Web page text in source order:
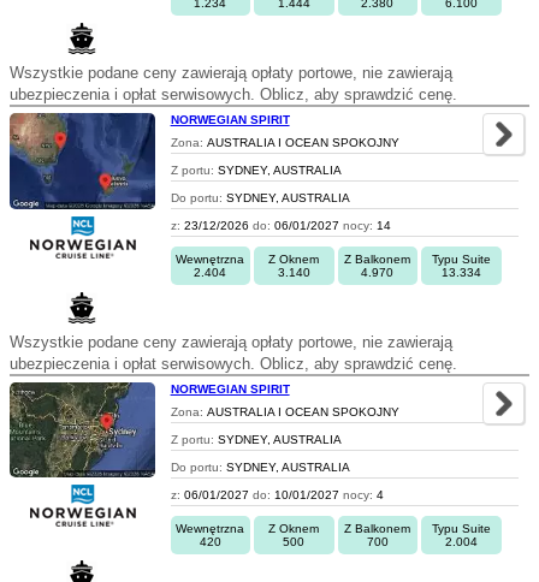
1.234 1.444 2.380 6.100
Wszystkie podane ceny zawierają opłaty portowe, nie zawierają
ubezpieczenia i opłat serwisowych. Oblicz, aby sprawdzić cenę.
NORWEGIAN SPIRIT
Zona: AUSTRALIA I OCEAN SPOKOJNY
Z portu: SYDNEY, AUSTRALIA
Do portu: SYDNEY, AUSTRALIA
z: 23/12/2026 do: 06/01/2027 nocy: 14
Wewnętrzna
2.404
Z Oknem
3.140
Z Balkonem
4.970
Typu Suite
13.334
Wszystkie podane ceny zawierają opłaty portowe, nie zawierają
ubezpieczenia i opłat serwisowych. Oblicz, aby sprawdzić cenę.
NORWEGIAN SPIRIT
Zona: AUSTRALIA I OCEAN SPOKOJNY
Z portu: SYDNEY, AUSTRALIA
Do portu: SYDNEY, AUSTRALIA
z: 06/01/2027 do: 10/01/2027 nocy: 4
Wewnętrzna
420
Z Oknem
500
Z Balkonem
700
Typu Suite
2.004